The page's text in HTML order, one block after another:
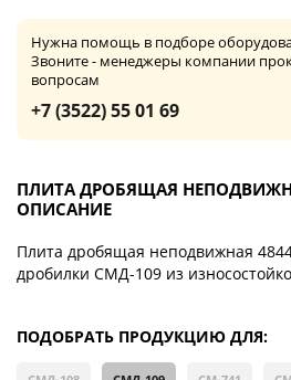
Нужна помощь в подборе
Звоните - менеджеры компании
вопросам
+7 (3522) 55 01 69
ПЛИТА ДРОБЯЩАЯ
ОПИСАНИЕ
Плита дробящая неподвижная
дробилки СМД-109 из
ПОДОБРАТЬ ПРОДУКЦИЮ ДЛЯ: